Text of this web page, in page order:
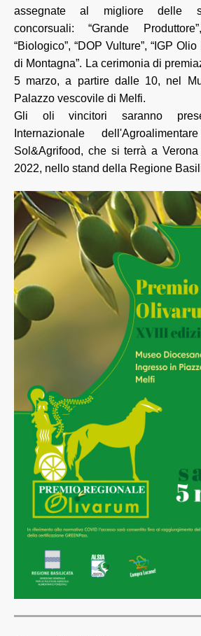
assegnate al migliore delle
concorsuali: “Grande
“Biologico”, “DOP Vulture”, “IGP
di Montagna”. La cerimonia di
5 marzo, a partire dalle 10, nel
Palazzo vescovile di Melfi.
Gli oli vincitori saranno
Internazionale
Sol&Agrifood, che si terrà a
2022, nello stand della Regione